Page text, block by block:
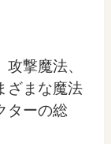
撃魔法、
ざまな魔法
ターの総